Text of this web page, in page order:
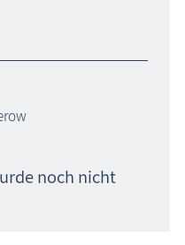
noch nicht